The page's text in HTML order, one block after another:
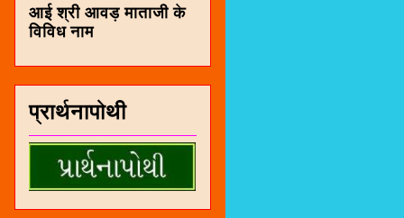
आई श्री आवड़ माताजी के
विविध नाम
प्रार्थनापोथी